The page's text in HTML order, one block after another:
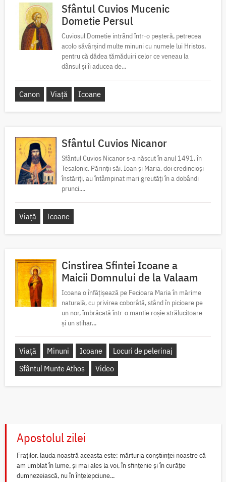
Sfântul Cuvios Mucenic
Dometie Persul
Cuviosul Dometie intrând într-o peșteră, petrecea
acolo săvârșind multe minuni cu numele lui Hristos,
pentru că dădea tămăduiri celor ce veneau la
dânsul și îi aducea de...
Canon Viață Icoane
Sfântul Cuvios Nicanor
Sfântul Cuvios Nicanor s-a născut în anul 1491, în
Tesalonic. Părinții săi, Ioan și Maria, doi credincioși
înstăriți, au întâmpinat mari greutăți în a dobândi
prunci....
Viață Icoane
Cinstirea Sfintei Icoane a
Maicii Domnului de la Valaam
Icoana o înfățișează pe Fecioara Maria în mărime
naturală, cu privirea coborâtă, stând în picioare pe
un nor, îmbrăcată într-o mantie roșie strălucitoare
și un stihar...
Viață Minuni Icoane
Locuri de pelerinaj
Sfântul Munte Athos
Video
Apostolul zilei
Fraților, lauda noastră aceasta este: mărturia conștiinței noastre că
am umblat în lume, și mai ales la voi, în sfințenie și în curăție
dumnezeiască, nu în înțelepciune...